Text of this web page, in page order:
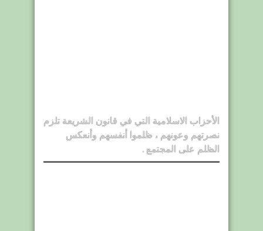
الأحزاب الاسلامية التي في قانون الشريعة تلزم
نصرتهم وعونهم ، ظلموا أنفسهم وأنعكس
الظلم على المجتمع .